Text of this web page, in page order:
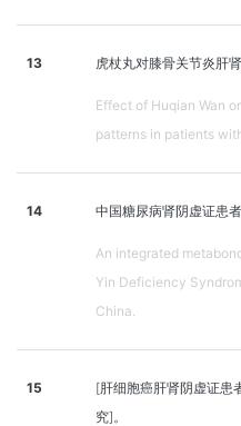
13 虎杖丸对膝骨关节炎肝
Effect of Huqian Wan
patterns in patients
14 中国糖尿病肾阴虚证患
An integrated
Yin Deficiency
China.
15
[肝细胞癌肝肾阴虚证患
究]。